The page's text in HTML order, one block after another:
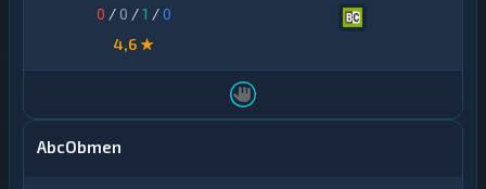
0 / 0 /1 /0
4,6 ★
AbcObmen